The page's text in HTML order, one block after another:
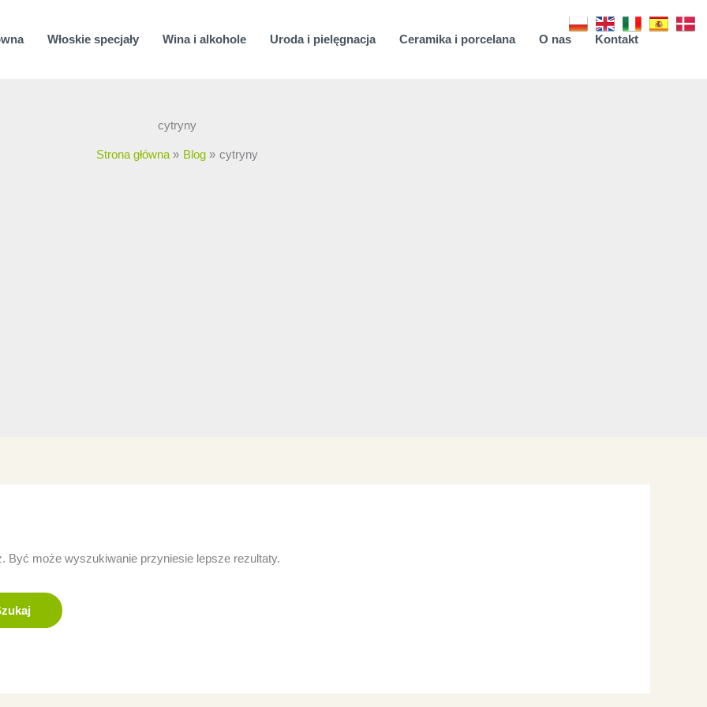
Włoskie specjały Wina i alkohole Uroda i pielęgnacja Ceramika i porcelana O nas Kontakt
cytryny
Strona główna Blog cytryny
Być może wyszukiwanie przyniesie lepsze rezultaty.